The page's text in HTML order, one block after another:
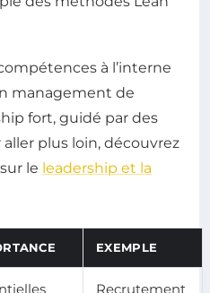
à l’interne
management de
fort, guidé par des
plus loin, découvrez
le leadership et la
EXEMPLE
Recrutement